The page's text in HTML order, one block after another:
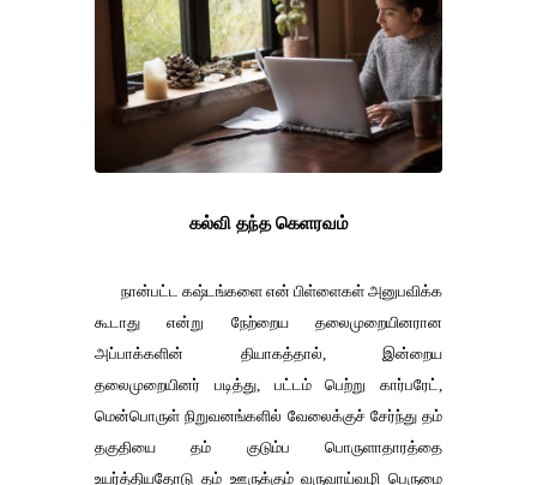
கல்வி தந்த கெளரவம்
நான்பட்ட கஷ்டங்களை என் பிள்ளைகள் அனுபவிக்க
கூடாது என்று நேற்றைய தலைமுறையினரான
அப்பாக்களின் தியாகத்தால்
இன்றைய
தலைமுறையினர் படித்து, பட்டம் பெற்று கார்பரேட்
மென்பொருள் நிறுவனங்களில் வேலைக்குச் சேர்ந்து தம்
தகுதியை தம் குடும்ப பொருளாதாரத்தை
உயர்த்தியதோடு தம் ஊருக்கும் வருவாய்வழி பெருமை